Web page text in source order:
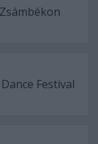
Festival